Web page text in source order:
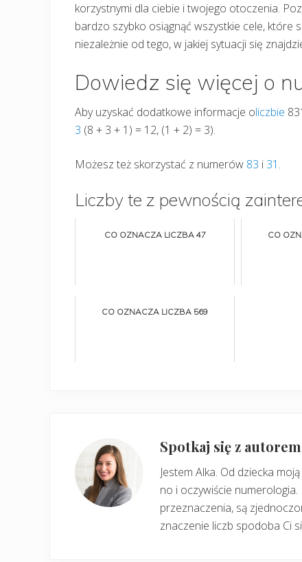
korzystnymi dla ciebie i twojego otoczenia.
bardzo szybko osiągnąć wszystkie cele, które
niezależnie od tego, w jakiej sytuacji się
Dowiedz się więcej o
Aby uzyskać dodatkowe informacje oliczbie
3 (8 + 3 + 1) = 12, (1 + 2) = 3).
Możesz też skorzystać z numerów 83 i 31 .
Liczby te z pewnością
CO OZNACZA LICZBA 47 CO
CO OZNACZA LICZBA 569
Spotkaj się z
Jestem Alka. Od dziecka
no i oczywiście numerologia.
przeznaczenia, są
znaczenie liczb spodoba Ci